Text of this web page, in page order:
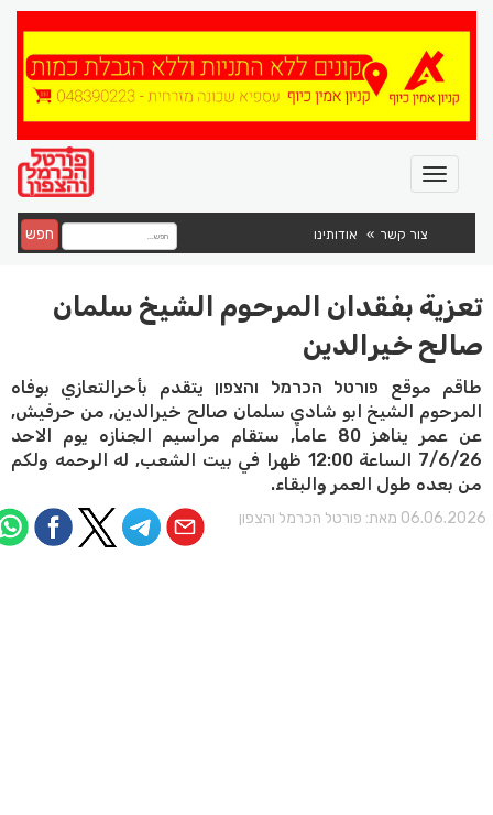
צור קשר אודותינו חפש
تعزية بفقدان المرحوم الشيخ سلمان
صالح خيرالدين
طاقم موقع פורטל הכרמל והצפון يتقدم بأحرالتعازي بوفاه
المرحوم الشيخ ابو شادي سلمان صالح خيرالدين, من حرفيش,
عن عمر يناهز 80 عاماً, ستقام مراسيم الجنازه يوم الاحد
7/6/26 الساعة 12:00 ظهرا في بيت الشعب, له الرحمه ولكم
من بعده طول العمر والبقاء.
מאת: פורטל הכרמל והצפון